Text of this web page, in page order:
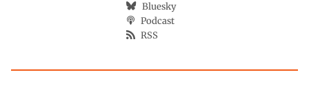
Bluesky
Podcast
RSS